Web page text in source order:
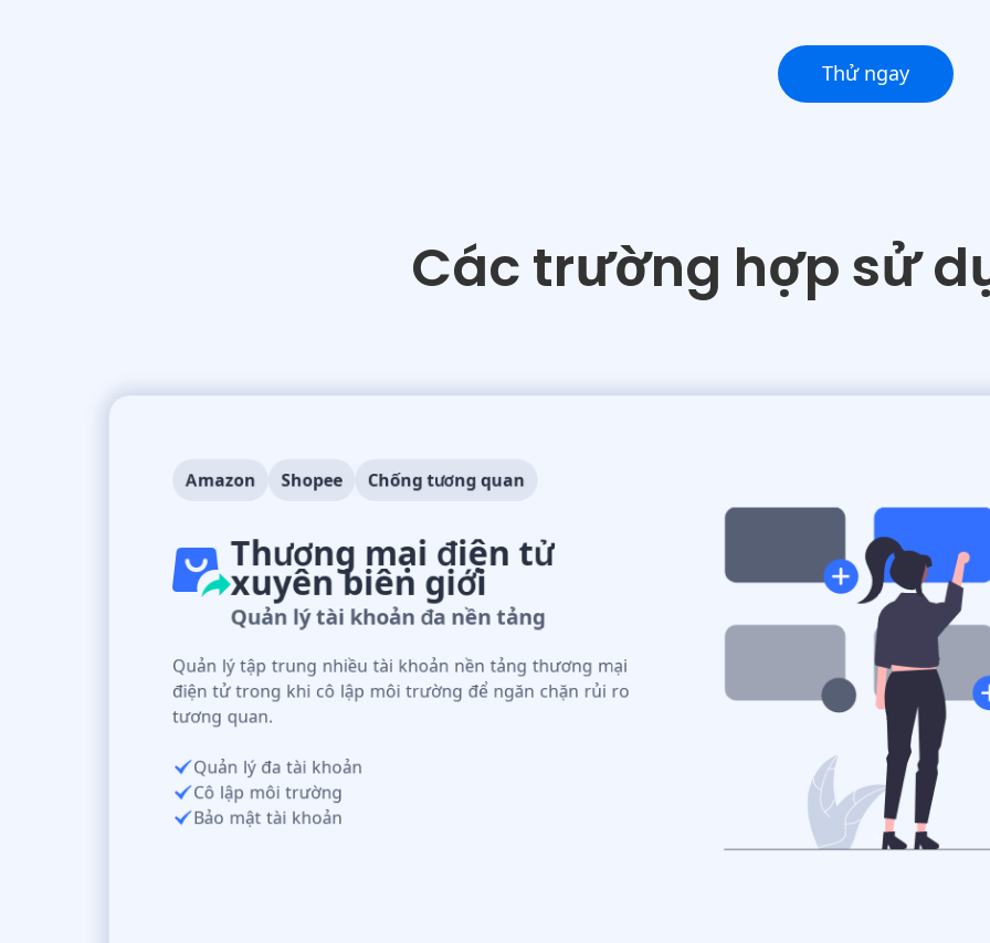
Thử ngay
Các trường hợp sử
Amazon Shopee Chống tương quan
Thương mại điện tử
xuyên biên giới
Quản lý tài khoản đa nền tảng
Quản lý tập trung nhiều tài khoản nền tảng thương mại
điện tử trong khi cô lập môi trường để ngăn chặn rủi ro
tương quan.
Quản lý đa tài khoản
Cô lập môi trường
Bảo mật tài khoản